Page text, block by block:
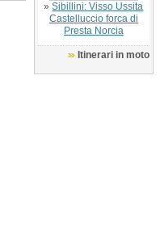
»Sibillini: Visso Ussita
Castelluccio forca di
Presta Norcia
Itinerari in moto